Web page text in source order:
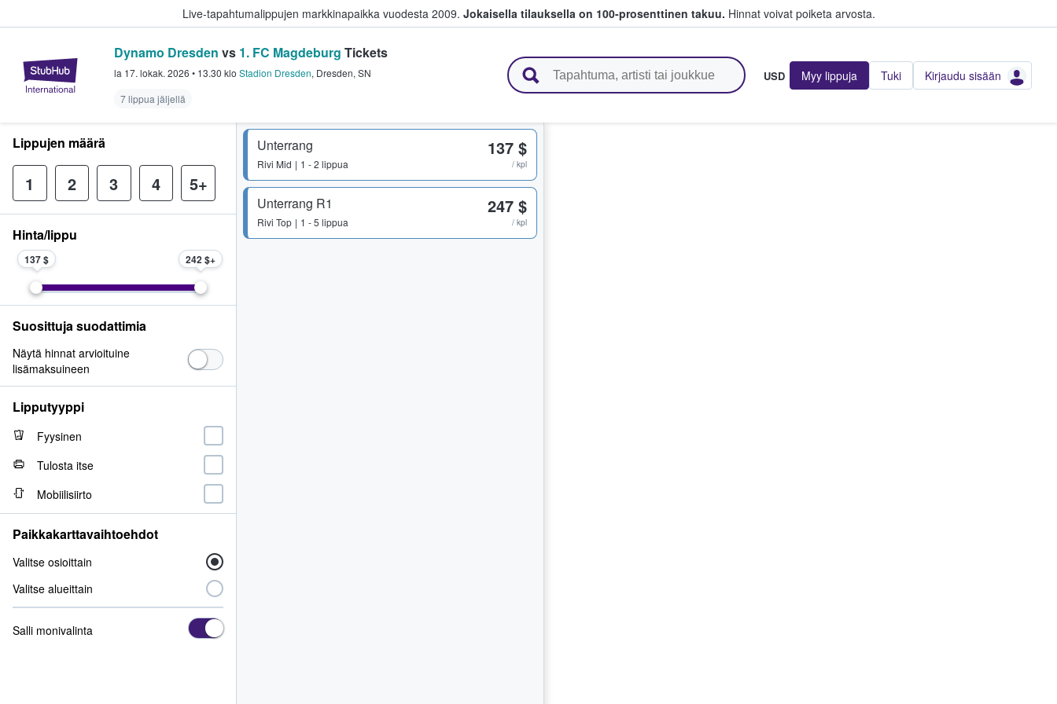
Live-tapahtumalippujen markkinapaikka vuodesta 2009. Jokaisella tilauksella on 100-prosenttinen takuu. Hinnat voivat poiketa arvosta.
StubHub - missä fanit ostavat ja myyvät lippuja
Dynamo Dresden vs 1. FC Magdeburg Tickets
la 17. lokak. 2026 • 13.30 klo Stadion Dresden, Dresden, SN
7 lippua jäljellä
USD Myy lippuja Tuki Kirjaudu sisään
Unterrang
Rivi Mid 1 - 2 lippua
137 $
/ kpl
Unterrang R1
Rivi Top 1 - 5 lippua
247 $
/ kpl
Lippujen määrä
1 2 3 4 5+
Hinta/lippu
137 $ 242 $
Suosittuja suodattimia
Näytä hinnat arvioituine
lisämaksuineen
Lipputyyppi
Fyysinen
Tulosta itse
Mobiilisiirto
Paikkakarttavaihtoehdot
Valitse osioittain
Valitse alueittain
Salli monivalinta